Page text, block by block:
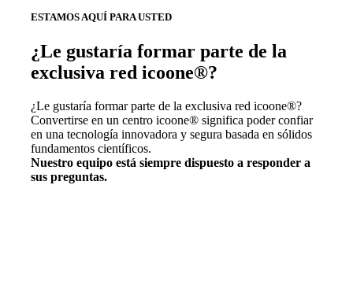
ESTAMOS AQUÍ PARA USTED
¿Le gustaría formar parte de la
exclusiva red icoone®?
¿Le gustaría formar parte de la exclusiva red icoone®?
Convertirse en un centro icoone® significa poder confiar
en una tecnología innovadora y segura basada en sólidos
fundamentos científicos.
Nuestro equipo está siempre dispuesto a responder a
sus preguntas.